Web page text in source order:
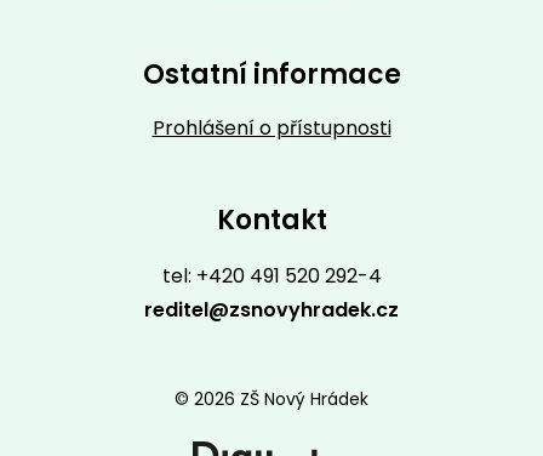
Ostatní informace
Prohlášení o přístupnosti
Kontakt
tel: +420 491 520 292-4
reditel@zsnovyhradek.cz
© 2026 ZŠ Nový Hrádek